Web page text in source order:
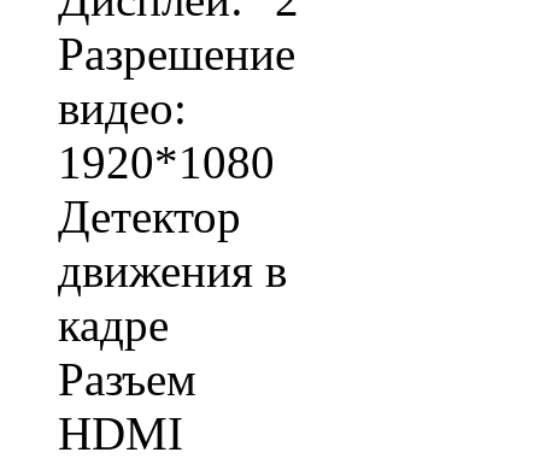
Разрешение
видео:
1920*1080
Детектор
движения в
кадре
Разъем
HDMI